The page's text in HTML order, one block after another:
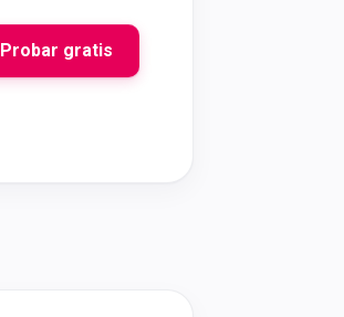
Probar gratis